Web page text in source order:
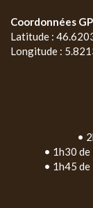
Coordonnées
Latitude :
Longitude :
•
• 1h30
• 1h45 de